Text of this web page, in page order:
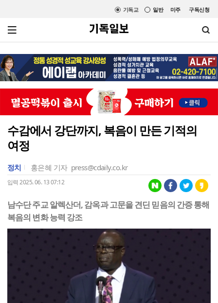
미주 구독신청
일반
기독교
수감에서 강단까지, 복음이 만든 기적의
여정
정치 홍은혜 기자 press@cdaily.co.kr
입력 2025. 06. 13 07:12
남수단 주교 알렉산더, 감옥과 고문을 견딘 믿음의 간증 통해
복음의 변화 능력 강조